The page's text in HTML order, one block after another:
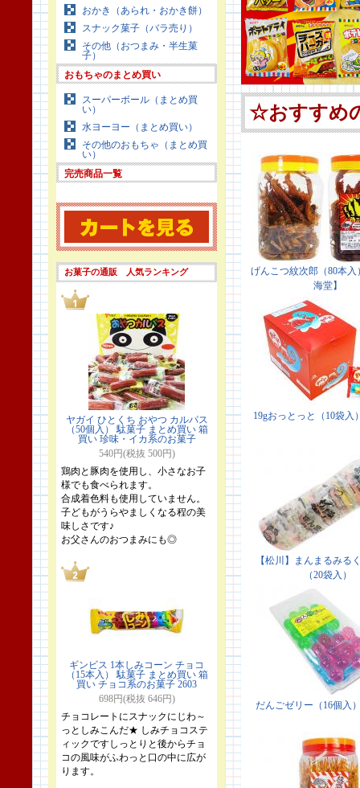
おかき（あられ・おかき餅）
スナック菓子（バラ売り）
その他（おつまみ・半生菓
子）
おもちゃのまとめ買い
スーパーボール（まとめ買
い）
水ヨーヨー（まとめ買い）
その他のおもちゃ（まとめ買
い）
完売商品一覧
お菓子の通販 人気ランキング
ヤガイ ひとくち おやつ カルパス
（50個入） 駄菓子 まとめ買い 箱
買い 珍味・イカ系のお菓子
540円(税抜 500円)
鶏肉と豚肉を使用し、小さなお子
様でも食べられます。
合成着色料も使用していません。
子どもがうらやましくなる程の美
味しさです♪
お父さんのおつまみにも◎
ギンビス 1本しみコーン チョコ
（15本入） 駄菓子 まとめ買い 箱
買い チョコ系のお菓子 2603
698円(税抜 646円)
チョコレートにスナックにじわ～
っとしみこんだ★ しみチョコステ
ィックですしっとりと後からチョ
コの風味がふわっと口の中に広が
ります。